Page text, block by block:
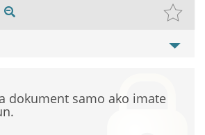
dokument samo ako imate